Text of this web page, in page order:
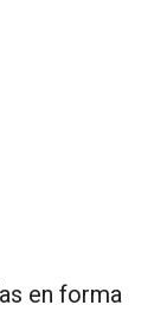
en forma